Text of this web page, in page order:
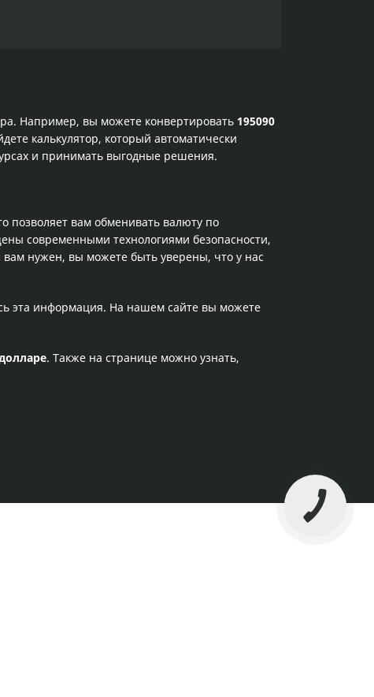
Например, вы можете конвертировать 195090
калькулятор, который автоматически
и принимать выгодные решения.
позволяет вам обменивать валюту по
современными технологиями безопасности,
нужен, вы можете быть уверены, что у нас
эта информация. На нашем сайте вы можете
. Также на странице можно узнать,